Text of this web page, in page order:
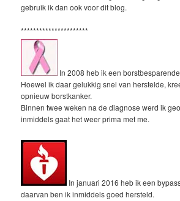
gebruik ik dan ook voor dit blog.
**********************
In 2008 heb ik een
Hoewel ik daar gelukkig snel van herstelde,
opnieuw borstkanker.
Binnen twee weken na de diagnose werd ik
inmiddels gaat het weer prima met me.
In januari 2016 heb ik een
daarvan ben ik inmiddels goed hersteld.